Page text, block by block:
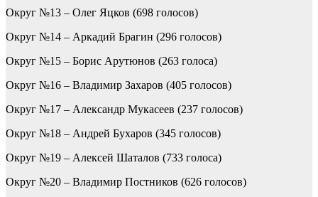
Округ №13 – Олег Яцков (698 голосов)
Округ №14 – Аркадий Брагин (296 голосов)
Округ №15 – Борис Арутюнов (263 голоса)
Округ №16 – Владимир Захаров (405 голосов)
Округ №17 – Александр Мукасеев (237 голосов)
Округ №18 – Андрей Бухаров (345 голосов)
Округ №19 – Алексей Шаталов (733 голоса)
Округ №20 – Владимир Постников (626 голосов)